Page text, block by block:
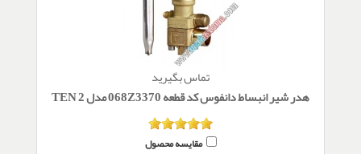
تماس بگیرید
هدر شیر انبساط دانفوس کد قطعه 068Z3370 مدل TEN 2
مقایسه محصول